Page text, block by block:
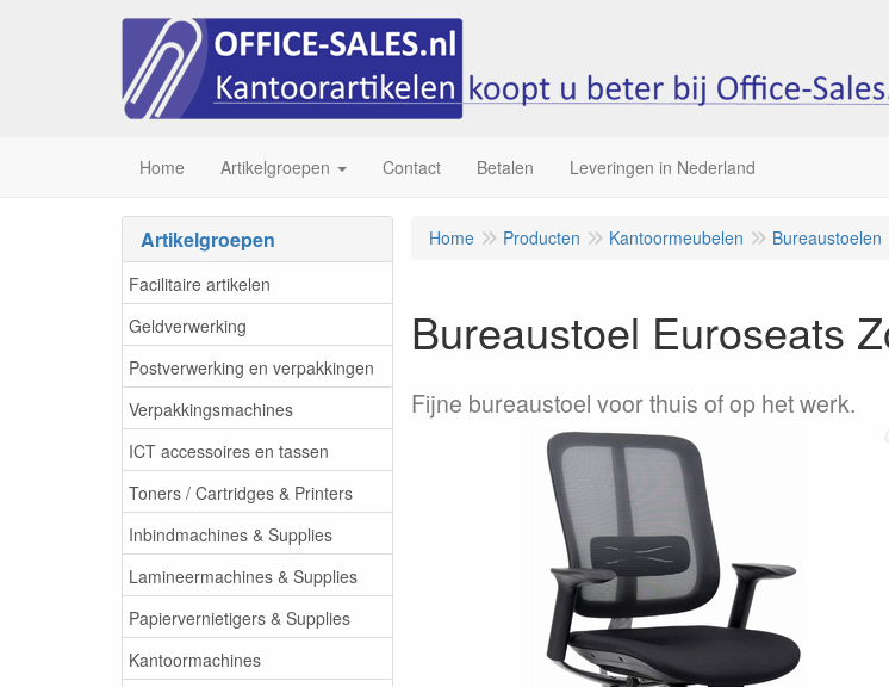
Home Artikelgroepen Contact Betalen Leveringen in Nederland
Artikelgroepen
Facilitaire artikelen
Geldverwerking
Postverwerking en verpakkingen
Verpakkingsmachines
ICT accessoires en tassen
Toners / Cartridges & Printers
Inbindmachines & Supplies
Lamineermachines & Supplies
Papiervernietigers & Supplies
Kantoormachines
Home Producten Kantoormeubelen Bureaustoelen
Bureaustoel Euroseats
Fijne bureaustoel voor thuis of op het werk.